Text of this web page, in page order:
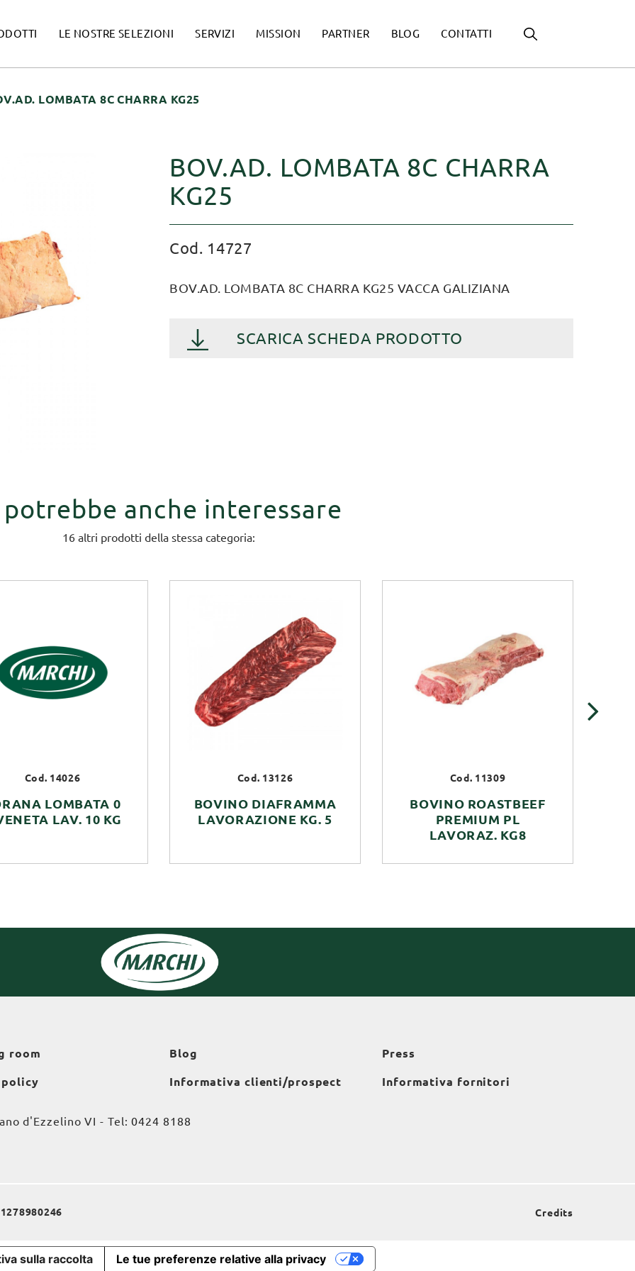
LE NOSTRE SELEZIONI SERVIZI MISSION PARTNER BLOG CONTATTI
LOMBATA 8C CHARRA KG25
BOV.AD. LOMBATA 8C CHARRA
KG25
Cod. 14727
BOV.AD. LOMBATA 8C CHARRA KG25 VACCA GALIZIANA
SCARICA SCHEDA PRODOTTO
potrebbe anche interessare
16 altri prodotti della stessa categoria:
Cod. 14026
LOMBATA 0
LAV. 10 KG
Cod. 13126
BOVINO DIAFRAMMA
LAVORAZIONE KG. 5
Cod. 11309
BOVINO ROASTBEEF
PREMIUM PL
LAVORAZ. KG8
room
policy
Blog
Informativa clienti/prospect
Press
Informativa fornitori
d'Ezzelino VI - Tel:0424 8188
Credits
sulla raccolta Le tue preferenze relative alla privacy